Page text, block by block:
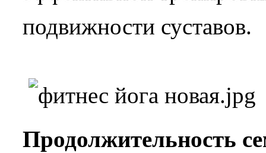
подвижности суставов.
Продолжительность